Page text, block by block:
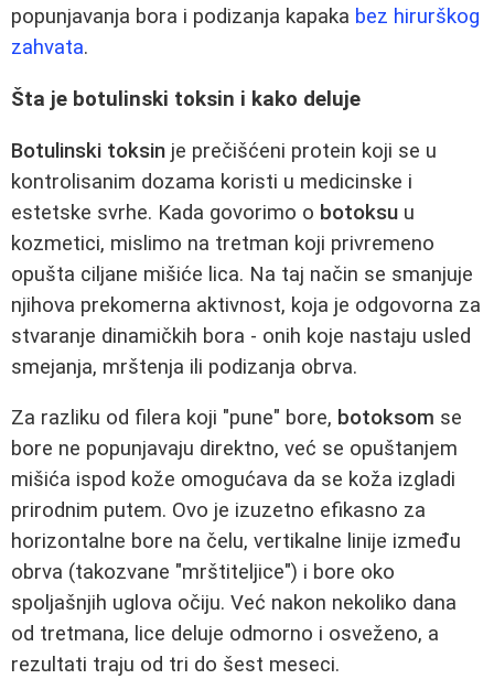
popunjavanja bora i podizanja kapaka bez hirurškog
zahvata.
Šta je botulinski toksin i kako deluje
Botulinski toksin je prečišćeni protein koji se u
kontrolisanim dozama koristi u medicinske i
estetske svrhe. Kada govorimo o botoksu u
kozmetici, mislimo na tretman koji privremeno
opušta ciljane mišiće lica. Na taj način se smanjuje
njihova prekomerna aktivnost, koja je odgovorna za
stvaranje dinamičkih bora - onih koje nastaju usled
smejanja, mrštenja ili podizanja obrva.
Za razliku od filera koji "pune" bore, botoksom se
bore ne popunjavaju direktno, već se opuštanjem
mišića ispod kože omogućava da se koža izgladi
prirodnim putem. Ovo je izuzetno efikasno za
horizontalne bore na čelu, vertikalne linije između
obrva (takozvane "mrštiteljice") i bore oko
spoljašnjih uglova očiju. Već nakon nekoliko dana
od tretmana, lice deluje odmorno i osveženo, a
rezultati traju od tri do šest meseci.